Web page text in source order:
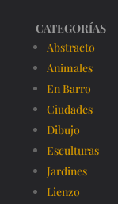
CATEGORÍAS
Abstracto
Animales
En Barro
Ciudades
Dibujo
Esculturas
Jardines
Lienzo